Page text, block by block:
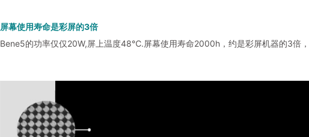
屏幕使用寿命是彩屏的3倍
Bene5的功率仅仅20W,屏上温度48℃.屏幕使用寿命2000h，约是彩屏机器的3倍